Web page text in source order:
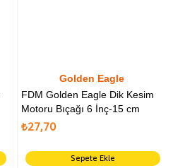
Golden Eagle
FDM Golden Eagle Dik Kesim
Motoru Bıçağı 6 İnç-15 cm
₺27,70
Sepete Ekle